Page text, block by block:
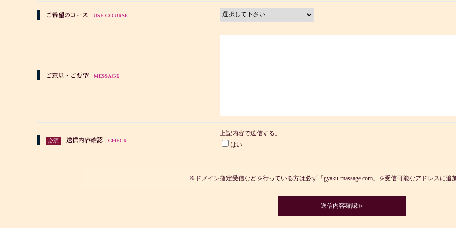
ご希望のコース USE COURSE
ご意見・ご要望 MESSAGE
必須 送信内容確認 CHECK
上記内容で送信する。
はい
※ドメイン指定受信などを行っている方は必ず「gyaku-massage.com」を受信可能なアドレスに追